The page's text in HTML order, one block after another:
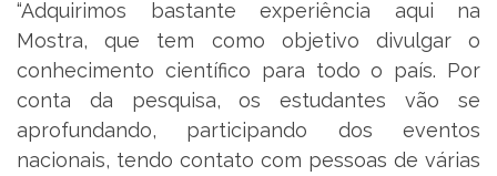
“Adquirimos bastante experiência aqui na
Mostra, que tem como objetivo divulgar o
conhecimento científico para todo o país. Por
conta da pesquisa, os estudantes vão se
aprofundando, participando dos eventos
nacionais, tendo contato com pessoas de várias